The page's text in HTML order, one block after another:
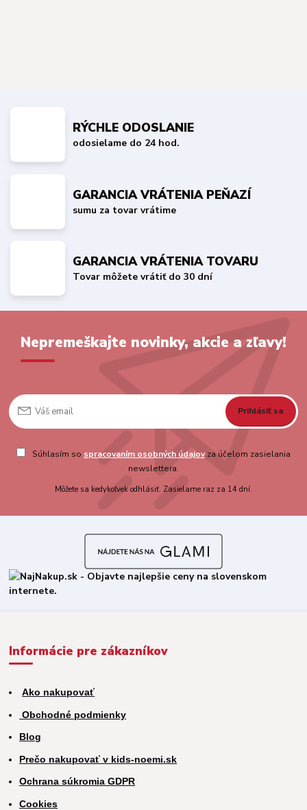
RÝCHLE ODOSLANIE
odosielame do 24 hod.
GARANCIA VRÁTENIA PEŇAZÍ
sumu za tovar vrátime
GARANCIA VRÁTENIA TOVARU
Tovar môžete vrátiť do 30 dní
Nepremeškajte novinky, akcie a zľavy!
Prihlásiť sa
Súhlasím so spracovaním osobných údajovza účelom zasielania
newslettera.
Môžete sa kedykoľvek odhlásiť. Zasielame raz za 14 dní.
Informácie pre zákazníkov
Ako nakupovať
Obchodné podmienky
Blog
Prečo nakupovať v kids-noemi.sk
Ochrana súkromia GDPR
Cookies